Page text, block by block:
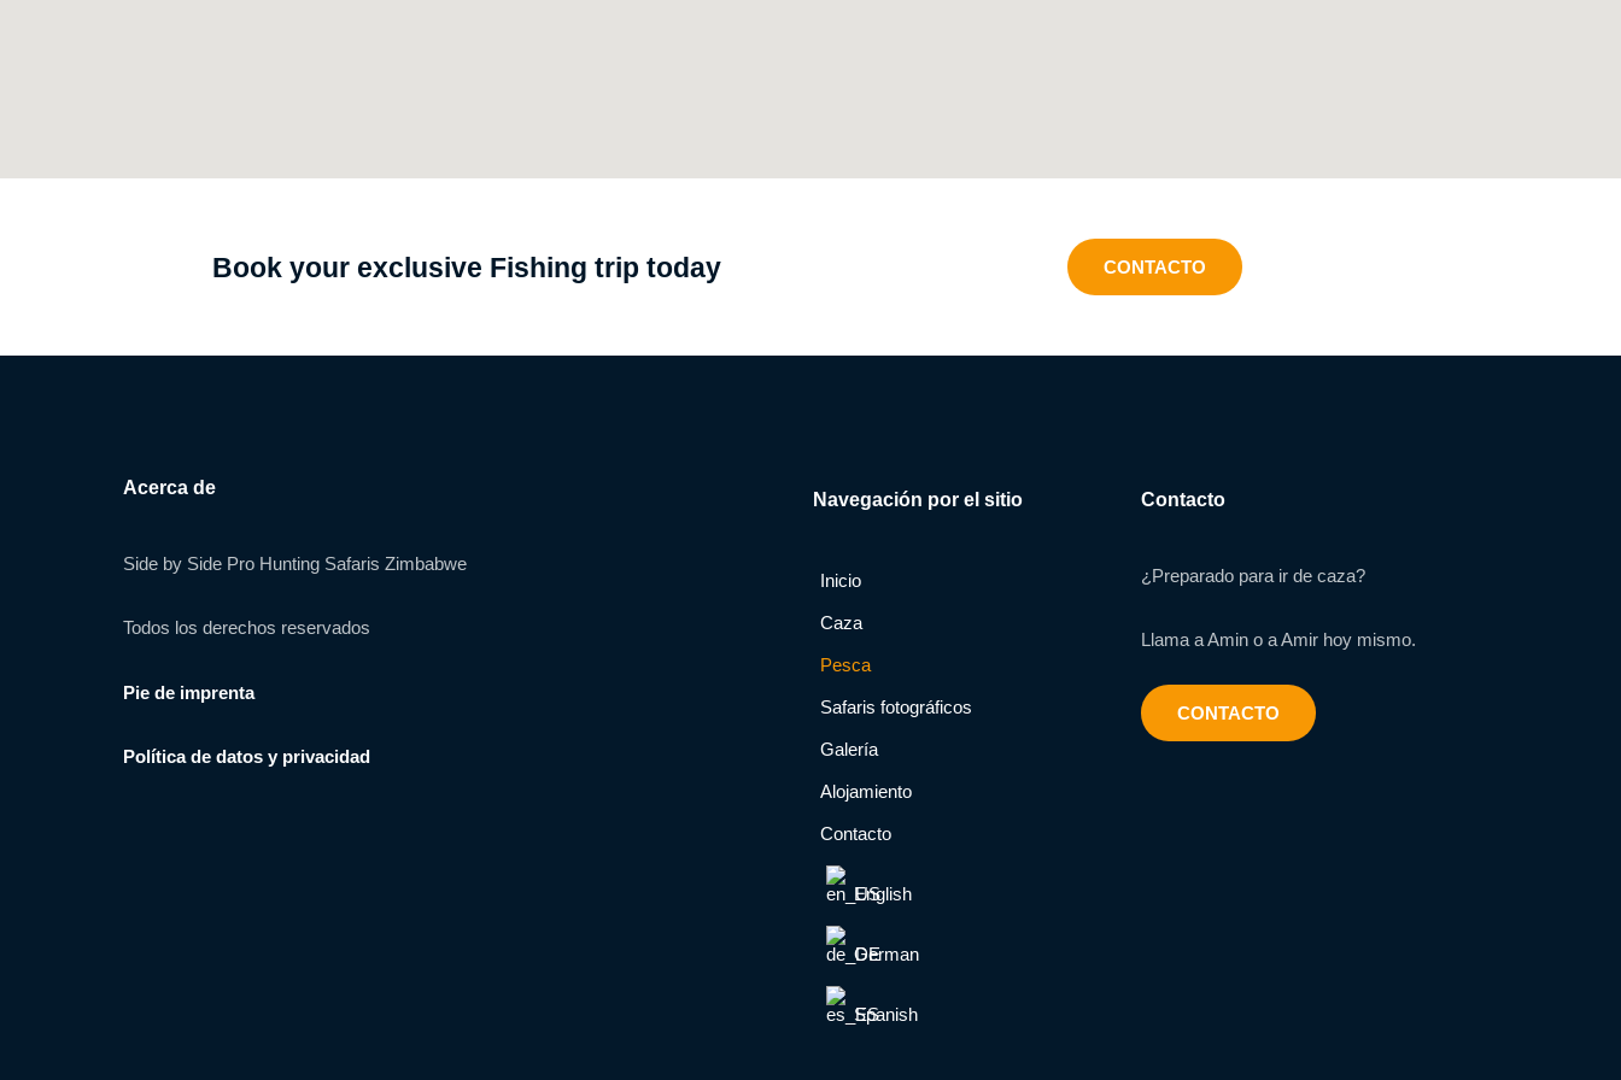
Book your exclusive Fishing trip today CONTACTO
Acerca de
Side by Side Pro Hunting Safaris Zimbabwe
Todos los derechos reservados
Pie de imprenta
Política de datos y privacidad
Navegación por el sitio
Inicio
Caza
Pesca
Safaris fotográficos
Galería
Alojamiento
Contacto
English
German
Spanish
Contacto
¿Preparado para ir de caza?
Llama a Amin o a Amir hoy mismo.
CONTACTO